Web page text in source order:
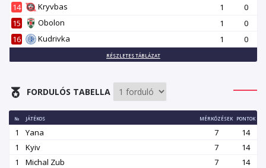
14
Kryvbas 1
0
15
Obolon 1
0
16
Kudrivka 1 0
RÉSZLETES TÁBLÁZAT
FORDULÓS TABELLA
№ JÁTÉKOS MÉRKŐZÉSEK PONTOK
1 Yana 7
14
1
Kyiv 7
14
1
Michal Zub 7
14